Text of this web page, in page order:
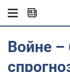
Войне –